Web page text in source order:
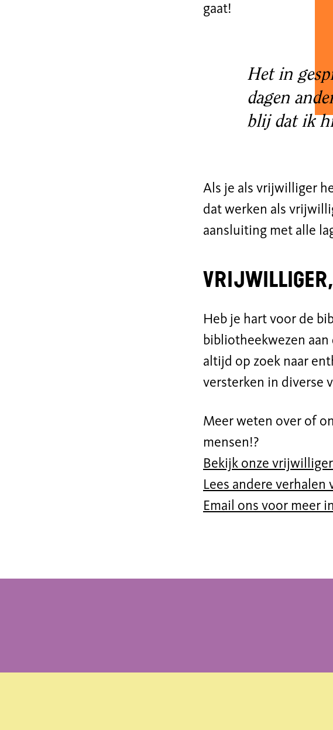
gaat!
Het in
dagen
blij dat ik
Als je als vrijwilliger
dat werken als
aansluiting met alle
Vrijwilliger,
Heb je hart voor de
bibliotheekwezen aan
altijd op zoek naar
versterken in diverse
Meer weten over of
mensen!?
Bekijk onze
Lees andere verhalen
Email ons voor meer